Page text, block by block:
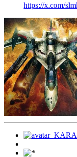
https://x.com/